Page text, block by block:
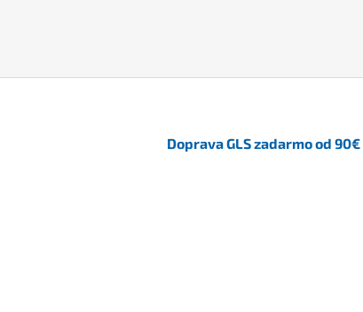
Doprava GLS zadarmo od 90€